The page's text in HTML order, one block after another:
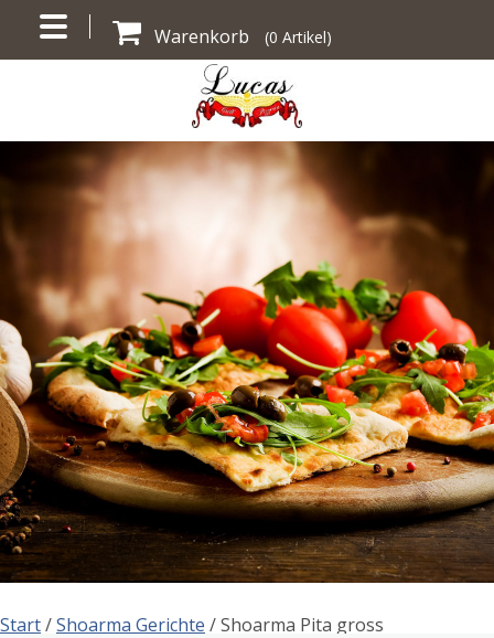
Warenkorb (0 Artikel)
Start/Shoarma Gerichte / Shoarma Pita gross